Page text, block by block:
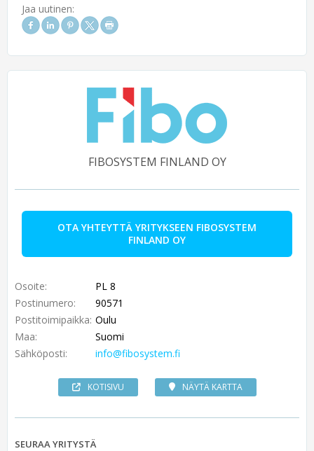
Jaa uutinen:
FIBOSYSTEM FINLAND OY
OTA YHTEYTTÄ YRITYKSEEN FIBOSYSTEM
FINLAND OY
Osoite:
PL 8
Postinumero:
90571
Postitoimipaikka: Oulu
Maa:
Suomi
Sähköposti:
info@fibosystem.fi
KOTISIVU NÄYTÄ KARTTA
SEURAA YRITYSTÄ